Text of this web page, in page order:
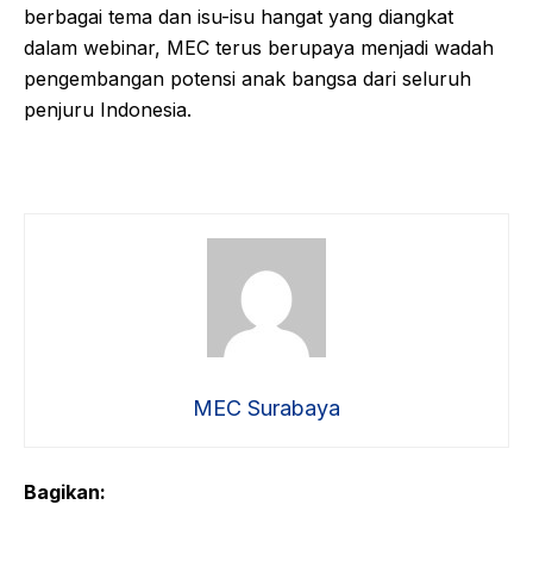
berbagai tema dan isu-isu hangat yang diangkat
dalam webinar, MEC terus berupaya menjadi wadah
pengembangan potensi anak bangsa dari seluruh
penjuru Indonesia.
MEC Surabaya
Bagikan: